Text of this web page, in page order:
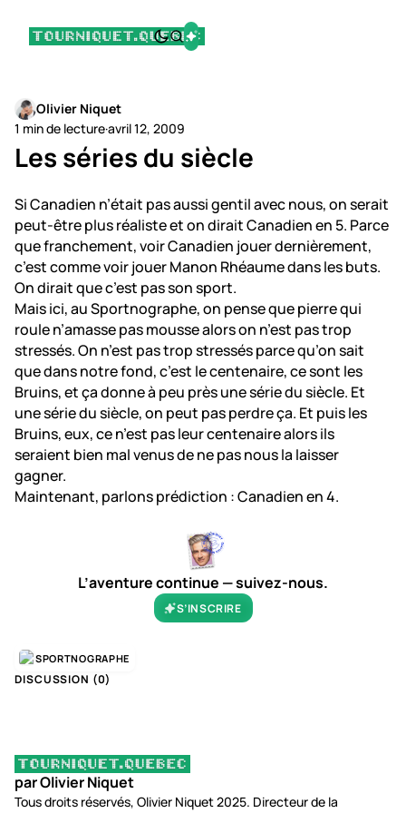
Olivier Niquet
1 min de lecture·avril 12, 2009
Les séries du siècle
Si Canadien n’était pas aussi gentil avec nous, on serait
peut-être plus réaliste et on dirait Canadien en 5. Parce
que franchement, voir Canadien jouer dernièrement,
c’est comme voir jouer Manon Rhéaume dans les buts.
On dirait que c’est pas son sport.
Mais ici, au Sportnographe, on pense que pierre qui
roule n’amasse pas mousse alors on n’est pas trop
stressés. On n’est pas trop stressés parce qu’on sait
que dans notre fond, c’est le centenaire, ce sont les
Bruins, et ça donne à peu près une série du siècle. Et
une série du siècle, on peut pas perdre ça. Et puis les
Bruins, eux, ce n’est pas leur centenaire alors ils
seraient bien mal venus de ne pas nous la laisser
gagner.
Maintenant, parlons prédiction : Canadien en 4.
L’aventure continue — suivez-nous.
S’INSCRIRE
SPORTNOGRAPHE
DISCUSSION (0)
par Olivier Niquet
Tous droits réservés, Olivier Niquet 2025. Directeur de la